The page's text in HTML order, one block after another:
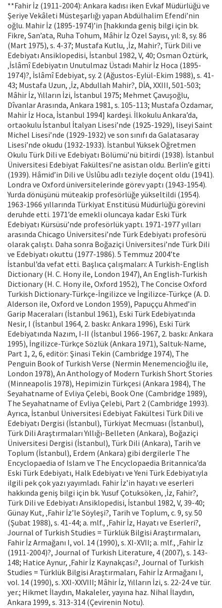
**Fahir İz (1911-2004): Ankara kadısı iken Evkaf Müdürlüğü ve
Şeriye Vekâleti Müsteşarlığı yapan Abdülhalim Efendi’nin
oğlu. Mahir İz (1895-1974)’in [hakkında geniş bilgi için bk.
Fikre, San’ata, Ruha Tohum, Mâhir İz Özel Sayısı, yıl: 8, sy. 86
(Mart 1975), s. 4-37; Mustafa Kutlu, ‚İz, Mahir?, Türk Dili ve
Edebiyatı Ansiklopedisi, İstanbul 1982, V, 40; Osman Öztürk,
‚İslâmî Edebiyatın Unutulmaz Üstadı Mahir İz Hoca (1895-
1974)?, İslâmî Edebiyat, sy. 2 (Ağustos-Eylül-Ekim 1988), s. 41-
43; Mustafa Uzun, ‚İz, Abdullah Mahir?, DİA, XXIII, 501-503;
Mâhir İz, Yılların İzi, İstanbul 1975; Mehmet Çavuşoğlu,
Dîvanlar Arasında, Ankara 1981, s. 105-113; Mustafa Özdamar,
Mahir İz Hoca, İstanbul 1994] kardeşi. İlkokulu Ankara’da,
ortaokulu İstanbul İtalyan Lisesi’nde (1925-1929), liseyi Saint
Michel Lisesi’nde (1929-1932) ve son sınıfı da Galatasaray
Lisesi’nde okudu (1932-1933). İstanbul Yüksek Öğretmen
Okulu Türk Dili ve Edebiyatı Bölümü’nü bitirdi (1938). İstanbul
Üniversitesi Edebiyat Fakültesi’ne asistan oldu. Berlin’e gitti
(1939). Hâmid’in Dili ve Üslûbu adlı teziyle doçent oldu (1941).
Londra ve Oxford üniversitelerinde görev yaptı (1943-1954).
Yurda dönüşünü müteakip profesörlüğe yükseltildi (1954).
1963-1966 yıllarında Türkiyat Enstitüsü Müdürlüğü görevini
deruhde etti. 1971’de emekli oluncaya kadar Eski Türk
Edebiyatı Kürsüsü’nde profesörlük yaptı. 1971-1977 yılları
arasında Chicago Üniversitesi’nde Türk Edebiyatı profesörü
olarak çalıştı. Daha sonra Boğaziçi Üniversitesi’nde Türk Dili
ve Edebiyatı okuttu (1977-1986). 5 Temmuz 2004’te
İstanbul’da vefat etti. Başlıca çalışmaları: A Turkish-English
Dictionary (H. C. Hony ile, London 1947), An English-Turkish
Dictionary (H. C. Hony ile, Oxford 1952), The Concise Oxford
Turkish Dictionary-Türkçe-İngilizce ve İngilizce-Türkçe (A. D.
Alderson ile, Oxford ve London 1959), Papuççu Ahmed’in
Garip Maceraları (İstanbul 1961), Eski Türk Edebiyatında
Nesir, I (İstanbul 1964, 2. baskı: Ankara 1996), Eski Türk
Edebiyatında Nazım, I-II (İstanbul 1966-1967, 2. baskı: Ankara
1995), İngilizce-Türkçe Sözlük (Ankara 1971), Saltuk-Name,
Part 1, 2, 6, editör: Şinasi Tekin (Cambridge 1974), The
Penguin Book of Turkish Verse (Nermin Menemencioğlu ile,
London 1978), An Anthology of Modern Turkish Short Stories
(Minneapolis 1978), Hepimizin Türkçesi (Ankara 1984), The
Seyahatname of Evliya Çelebi, Book One (Cambridge 1989),
The Seyahatname of Evliya Çelebi, Part 2 (Cambridge 1993).
Ayrıca, İstanbul Üniversitesi Edebiyat Fakültesi Türk Dili ve
Edebiyatı Dergisi (İstanbul), Türkiyat Mecmuası (İstanbul),
Türk Dili Araştırmaları Yıllığı-Belleten (Ankara), Boğaziçi
Üniversitesi Dergisi (İstanbul), Türk Dili (Ankara), Tarih ve
Toplum (İstanbul), Erdem (Ankara) gibi dergilerle The
Encyclopaedia of Islam ve The Encyclopaedia Britannica’da
Eski Türk Edebiyatı, Halk Edebiyatı ve Yeni Türk Edebiyatıyla
ilgili pek çok yazı yayımladı. Fahir İz’in hayatı ve eserleri
hakkında geniş bilgi için bk. Yusuf Çotuksöken, ‚İz, Fahir?,
Türk Dili ve Edebiyatı Ansiklopedisi, İstanbul 1982, V, 39-40;
Günay Kut, ‚Fahir İz’le Söyleşi?, Tarih ve Toplum, c. 9, sy. 50
(Şubat 1988), s. 41-44; a. mlf., ‚Fahir İz, Hayatı ve Eserleri?,
Journal of Turkish Studies = Türklük Bilgisi Araştırmaları,
Fahir İz Armağanı I, vol. 14 (1990), s. XI-XVII; a. mlf., ‚Fahir İz
(1911-2004)?, Journal of Turkish Literature, 4 (2007), s. 143-
148; Hatice Aynur, ‚Fahir İz Kaynakçası?, Journal of Turkish
Studies = Türklük Bilgisi Araştırmaları, Fahir İz Armağanı I,
vol. 14 (1990), s. XXI-XXVIII; Mâhir İz, Yılların İzi, s. 22-24 ve tür.
yer.; Hikmet İlaydın, Makaleler, yayına haz. Nihal İlaydın,
Ankara 1999, s. 313-314 (Çevirenin Notu).